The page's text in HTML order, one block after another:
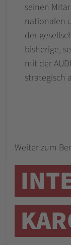
seinen
nationalen
der
bisherige,
mit der
strategisch
Weiter zum